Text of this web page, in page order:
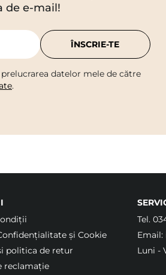
de e-mail!
datelor mele de către
.
ÎNSCRIE-TE
și Cookie
politica de retur
reclamație
Tel.
Email:
Luni -